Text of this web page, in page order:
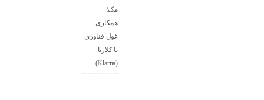
مک؛
همکاری
غول فناوری
با کلارنا
(Klarna)